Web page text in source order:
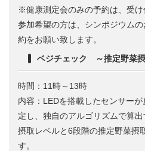
※健康測定会のみの予約は、受
参加希望の方は、シンポジウム
約をお願い致します。
ベジチェック ～推定野菜
時間：11時～13時
内容：LEDを搭載したセンサー
定し、独自のアルゴリズムで算
摂取レベルと6段階の推定野菜摂
す。